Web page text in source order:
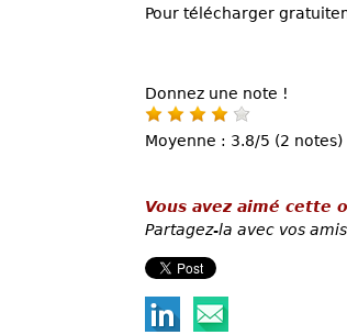
Pour télécharger
Donnez une note !
Moyenne : 3.8/5 (2 notes)
Vous avez aimé cette
Partagez-la avec vos